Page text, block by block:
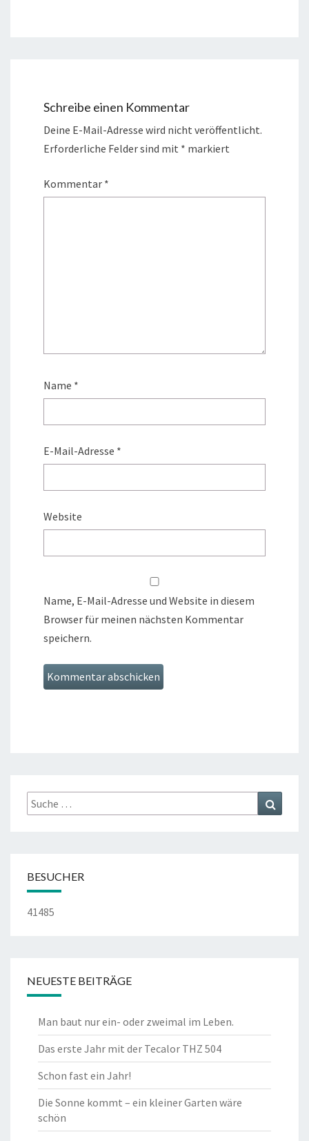
Schreibe einen Kommentar
Deine E-Mail-Adresse wird nicht veröffentlicht.
Erforderliche Felder sind mit * markiert
Kommentar *
Name *
E-Mail-Adresse *
Website
Name, E-Mail-Adresse und Website in diesem
Browser für meinen nächsten Kommentar
speichern.
Suche
nach:
BESUCHER
41485
NEUESTE BEITRÄGE
Man baut nur ein- oder zweimal im Leben.
Das erste Jahr mit der Tecalor THZ 504
Schon fast ein Jahr!
Die Sonne kommt – ein kleiner Garten wäre
schön